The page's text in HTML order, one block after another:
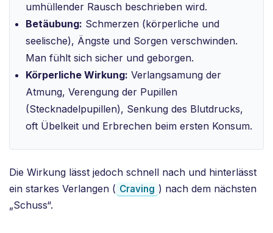
umhüllender Rausch beschrieben wird.
Betäubung: Schmerzen (körperliche und
seelische), Ängste und Sorgen verschwinden.
Man fühlt sich sicher und geborgen.
Körperliche Wirkung: Verlangsamung der
Atmung, Verengung der Pupillen
(Stecknadelpupillen), Senkung des Blutdrucks,
oft Übelkeit und Erbrechen beim ersten Konsum.
Die Wirkung lässt jedoch schnell nach und hinterlässt
ein starkes Verlangen ( Craving ) nach dem nächsten
„Schuss“.